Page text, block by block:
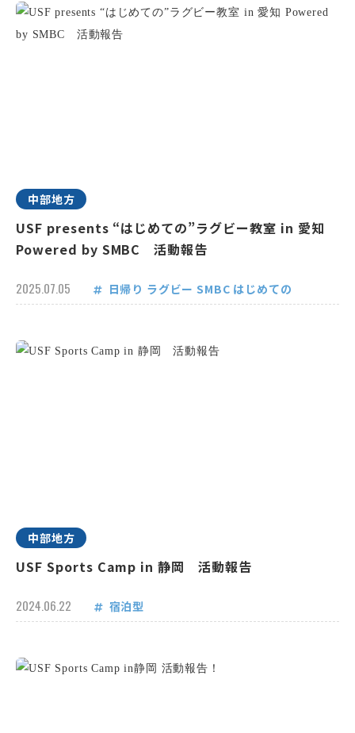
中部地方
USF presents “はじめての”ラグビー教室 in 愛知
Powered by SMBC 活動報告
2025.07.05 日帰り ラグビー SMBC はじめての
中部地方
USF Sports Camp in 静岡 活動報告
2024.06.22 宿泊型